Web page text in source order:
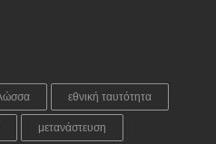
εθνική ταυτότητα
μετανάστευση